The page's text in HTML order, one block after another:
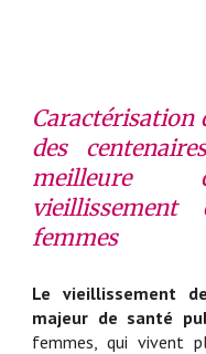
Caractérisation
des
meilleure
femmes
Le vieillissement
majeur de santé
femmes, qui vivent